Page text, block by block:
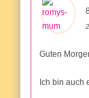
Guten
Ich bin auch